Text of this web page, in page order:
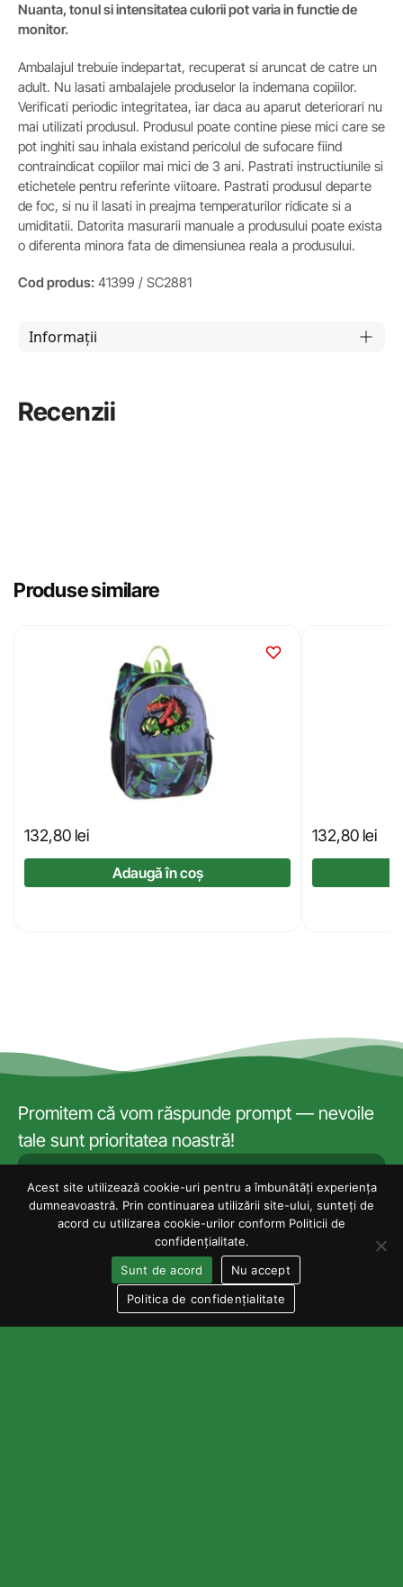
Nuanta, tonul si intensitatea culorii pot varia in functie de
monitor.
Ambalajul trebuie indepartat, recuperat si aruncat de catre un
adult. Nu lasati ambalajele produselor la indemana copiilor.
Verificati periodic integritatea, iar daca au aparut deteriorari nu
mai utilizati produsul. Produsul poate contine piese mici care se
pot inghiti sau inhala existand pericolul de sufocare fiind
contraindicat copiilor mai mici de 3 ani. Pastrati instructiunile si
etichetele pentru referinte viitoare. Pastrati produsul departe
de foc, si nu il lasati in preajma temperaturilor ridicate si a
umiditatii. Datorita masurarii manuale a produsului poate exista
o diferenta minora fata de dimensiunea reala a produsului.
Cod produs: 41399 / SC2881
Informații
Recenzii
Produse similare
132,80 lei
Adaugă în coș
132,80 lei
Promitem că vom răspunde prompt — nevoile
tale sunt prioritatea noastră!
Mă abonez
UTILE
Contact
Întrebări și răspunsuri
Despre noi
+40 748 125 052
Luni – Vineri: 09:00-17:00
Acest site utilizează cookie-uri pentru a îmbunătăți experiența
dumneavoastră. Prin continuarea utilizării site-ului, sunteți de
acord cu utilizarea cookie-urilor conform Politicii de
confidențialitate.
Sunt de acord
Nu accept
Politica de confidențialitate